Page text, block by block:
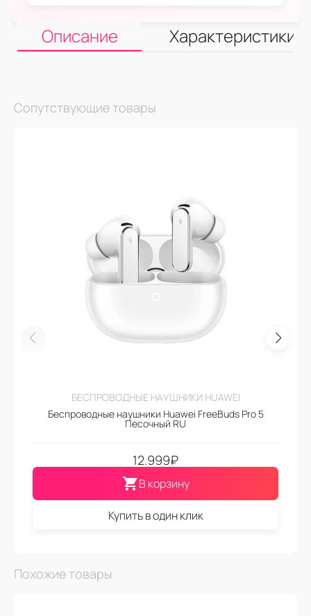
Описание Характеристики
Сопутствующие товары
БЕСПРОВОДНЫЕ НАУШНИКИ HUAWEI
Беспроводные наушники Huawei FreeBuds Pro 5
Песочный RU
12.999₽
В корзину
Купить в один клик
Похожие товары